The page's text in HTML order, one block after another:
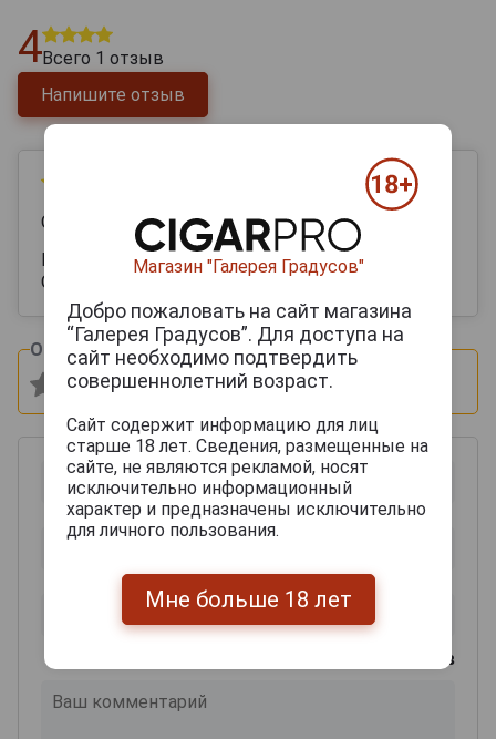
4Всего 1 отзыв
Напишите отзыв
Ольга
Монящий насыщенный аромат абрикосов !
Обволакивающий вкус
Оцените и напишите отзыв:
из 2000 знаков
Магазин "Галерея Градусов"
Добро пожаловать на сайт магазина
“Галерея Градусов”. Для доступа на
сайт необходимо подтвердить
совершеннолетний возраст.
Сайт содержит информацию для лиц
старше 18 лет. Сведения, размещенные на
сайте, не являются рекламой, носят
исключительно информационный
характер и предназначены исключительно
для личного пользования.
Мне больше 18 лет